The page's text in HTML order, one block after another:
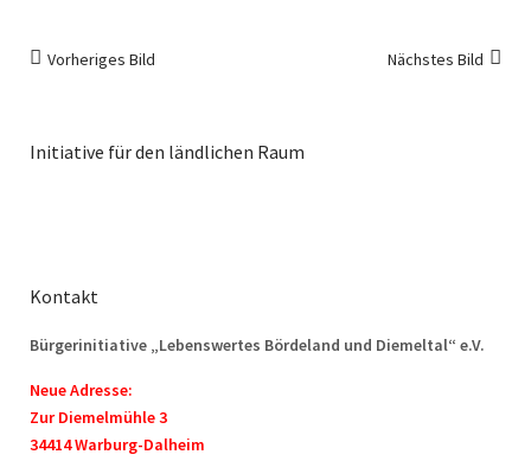
Nächstes Bild
Vorheriges Bild
Initiative für den ländlichen Raum
Kontakt
Bürgerinitiative „Lebenswertes Bördeland und Diemeltal“ e.V.
Neue Adresse:
Zur Diemelmühle 3
34414 Warburg-Dalheim